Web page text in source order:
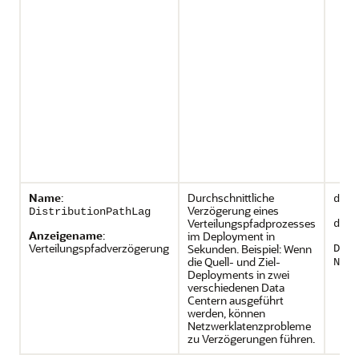
Name:
DistributionPathLag
Anzeigename:
Verteilungspfadverzögerung
Durchschnittliche
Verzögerung eines
Verteilungspfadprozesses
im Deployment in
Sekunden. Beispiel: Wenn
die Quell- und Ziel-
Deployments in zwei
verschiedenen Data
Centern ausgeführt
werden, können
Netzwerklatenzprobleme
zu Verzögerungen führen.
Name